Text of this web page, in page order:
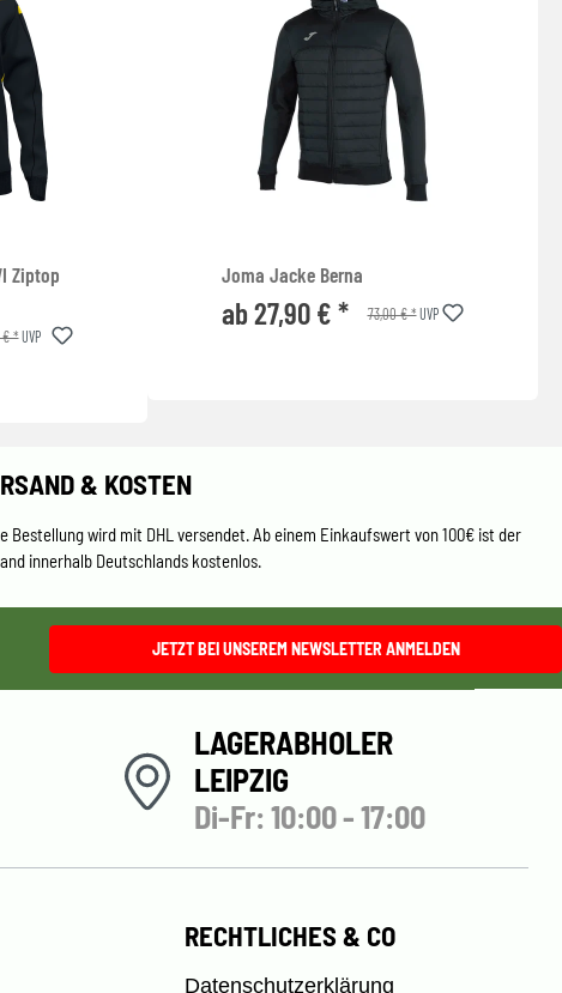
Ziptop
€ *UVP
Joma Jacke Berna
ab 27,90 € * 73,00 € *UVP
& KOSTEN
Bestellung wird mit DHL versendet. Ab einem Einkaufswert von 100€ ist der
innerhalb Deutschlands kostenlos.
JETZT BEI UNSEREM NEWSLETTER ANMELDEN
LAGERABHOLER
LEIPZIG
Di-Fr: 10:00 - 17:00
RECHTLICHES & CO
Datenschutzerklärung